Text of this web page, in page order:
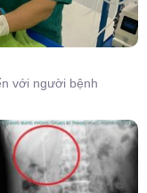
Sỏi Nội Soi